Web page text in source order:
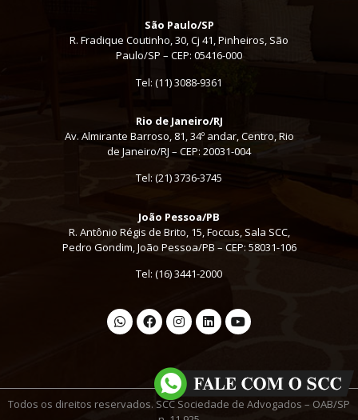
São Paulo/SP
R. Fradique Coutinho, 30, Cj 41, Pinheiros, São
Paulo/SP – CEP: 05416-000
Tel: (11) 3088-9361
Rio de Janeiro/RJ
Av. Almirante Barroso, 81, 34º andar, Centro, Rio
de Janeiro/RJ – CEP: 20031-004
Tel: (21) 3736-3745
João Pessoa/PB
R. Antônio Régis de Brito, 15, Foccus, Sala SCC,
Pedro Gondim, João Pessoa/PB – CEP: 58031-106
Tel: (16) 3441-2000
Todos os direitos reservados. SCC Sociedade de Advogados – OAB/SP